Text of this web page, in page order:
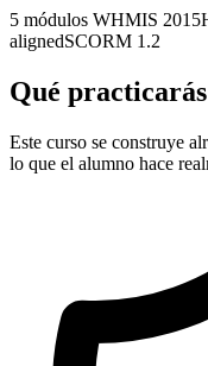
5 módulos WHMIS 2015
alignedSCORM 1.2
Qué practicarás
Este curso se construye
lo que el alumno hace